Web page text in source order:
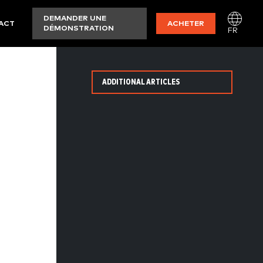
DEMANDER UNE
DÉMONSTRATION
ACHETER
FR
ADDITIONAL ARTICLES